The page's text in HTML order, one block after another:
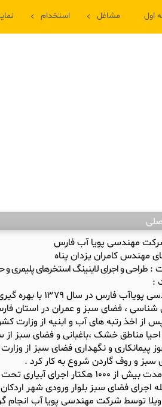
اول مشاغل استخدام
مهندسی پویا آب فارس
مهندس کامران یزدان پناه
:طراحی و اجرای لاینینگ استخرهای پلیمری
:
شرکت مهندسی
اخذ رتبه های آب و ابنیه از وزارت
احیا مناطق خشک ،باغبانی و فضای سبز
پیمانکاری و نگهداری فضای سبز از
در طول این مدت بیش از ۱۰۰۰
اجرای فضای سبز بلوار ورودی شهر